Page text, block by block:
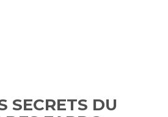
SECRETS DU